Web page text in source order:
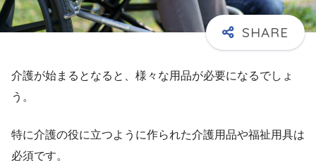
介護が始まるとなると、様々な用品が必要になるでしょ
う。
特に介護の役に立つように作られた介護用品や福祉用具は
必須です。